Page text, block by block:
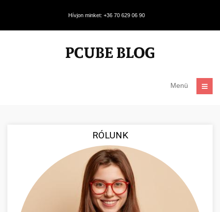
Hívjon minket: +36 70 629 06 90
Menü
RÓLUNK